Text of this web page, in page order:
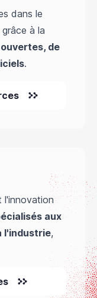
dans le
à la
de
.
l'innovation
aux
l'industrie,